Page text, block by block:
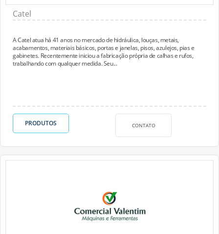
Catel
A Catel atua há 41 anos no mercado de hidráulica, louças, metais,
acabamentos, materiais básicos, portas e janelas, pisos, azulejos, pias e
gabinetes. Recentemente iniciou a fabricação própria de calhas e rufos,
trabalhando com qualquer medida. Seu...
PRODUTOS CONTATO